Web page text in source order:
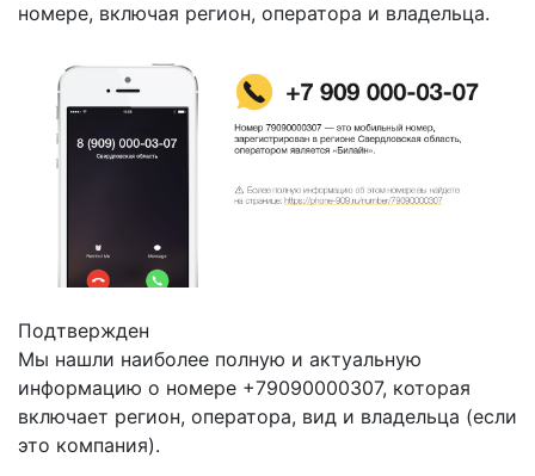
номере, включая регион, оператора и владельца.
Подтвержден
Мы нашли наиболее полную и актуальную
информацию о номере +79090000307, которая
включает регион, оператора, вид и владельца (если
это компания).